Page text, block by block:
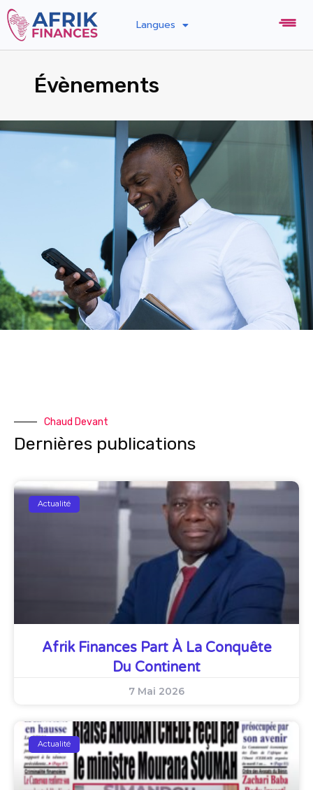
Langues
Évènements
Chaud Devant
Dernières publications
Actualité
Afrik Finances Part À La Conquête
Du Continent
7 Mai 2026
Actualité